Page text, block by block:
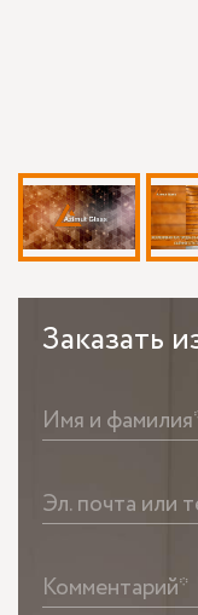
Заказать
Имя и
Эл. почта или
Комментарий*